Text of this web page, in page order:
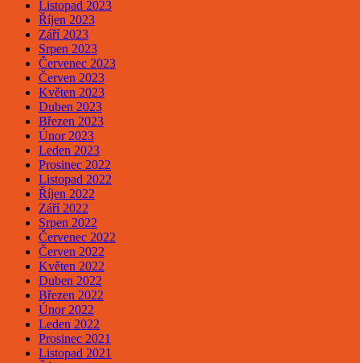
Listopad 2023
Říjen 2023
Září 2023
Srpen 2023
Červenec 2023
Červen 2023
Květen 2023
Duben 2023
Březen 2023
Únor 2023
Leden 2023
Prosinec 2022
Listopad 2022
Říjen 2022
Září 2022
Srpen 2022
Červenec 2022
Červen 2022
Květen 2022
Duben 2022
Březen 2022
Únor 2022
Leden 2022
Prosinec 2021
Listopad 2021